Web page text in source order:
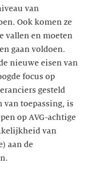
van
Ook komen ze
vallen en moeten
gaan voldoen.
nieuwe eisen van
focus op
gesteld
van toepassing, is
op AVG-achtige
van
aan de